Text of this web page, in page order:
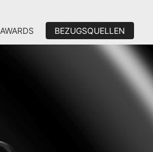
AWARDS BEZUGSQUELLEN